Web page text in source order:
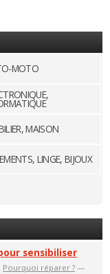
MOTO
MAISON
LINGE, BIJOUX
sensibiliser
Pourquoi réparer ? —